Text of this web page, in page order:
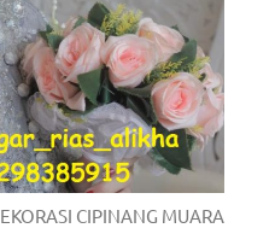
CIPINANG MUARA